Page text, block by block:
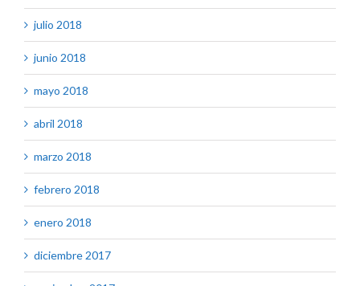
julio 2018
junio 2018
mayo 2018
abril 2018
marzo 2018
febrero 2018
enero 2018
diciembre 2017